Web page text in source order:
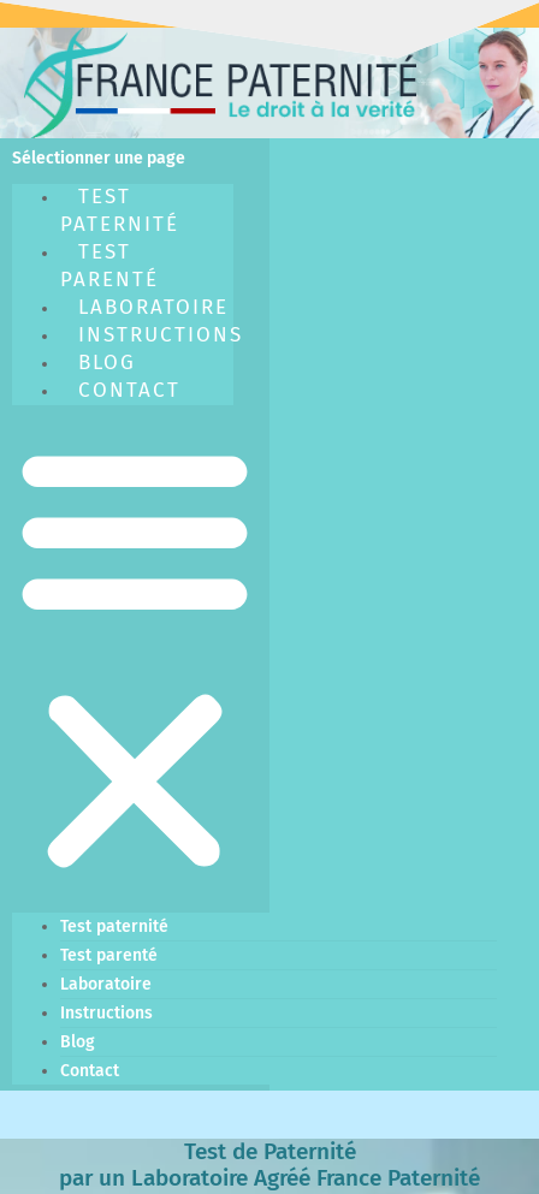
Sélectionner une page
TEST
PATERNITÉ
TEST
PARENTÉ
LABORATOIRE
INSTRUCTIONS
BLOG
CONTACT
Test paternité
Test parenté
Laboratoire
Instructions
Blog
Contact
Test de Paternité
par un Laboratoire Agréé France Paternité